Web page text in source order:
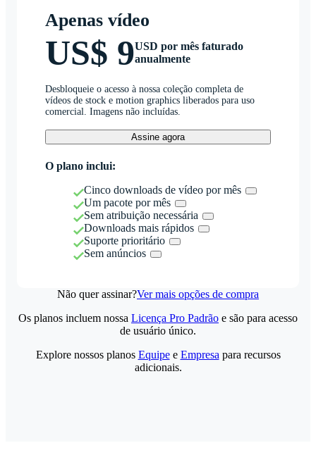
Apenas vídeo
US$ 9USD por mês faturado
anualmente
Desbloqueie o acesso à nossa coleção completa de
vídeos de stock e motion graphics liberados para uso
comercial. Imagens não incluídas.
Assine agora
O plano inclui:
Cinco downloads de vídeo por mês
Um pacote por mês
Sem atribuição necessária
Downloads mais rápidos
Suporte prioritário
Sem anúncios
Não quer assinar?Ver mais opções de compra
Os planos incluem nossa Licença Pro Padrão e são para acesso
de usuário único.
Explore nossos planos Equipee Empresa para recursos
adicionais.